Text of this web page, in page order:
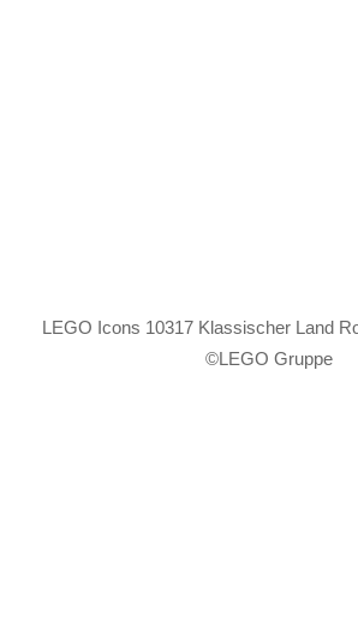
LEGO Icons 10317 Klassischer Land
©LEGO Gruppe